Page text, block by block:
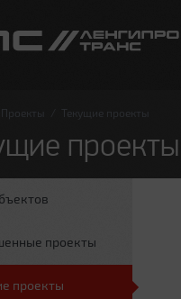
Проекты Текущие проекты
проекты
проекты
проекты